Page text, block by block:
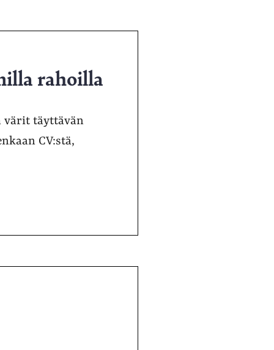
rahoilla
värit täyttävän
CV:stä,